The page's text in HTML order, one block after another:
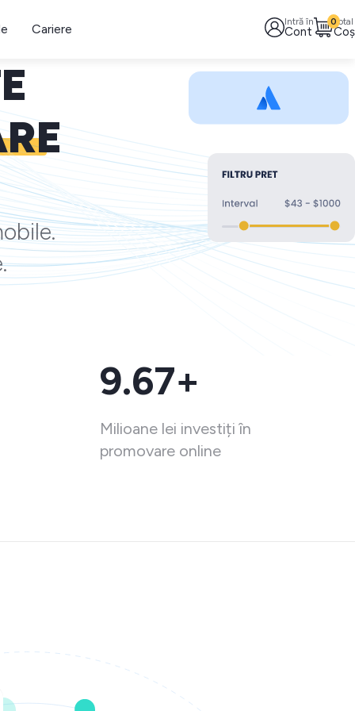
Cariere Intră în
Cont
Total
Coș
0
9.67+
Milioane lei investiți în
promovare online